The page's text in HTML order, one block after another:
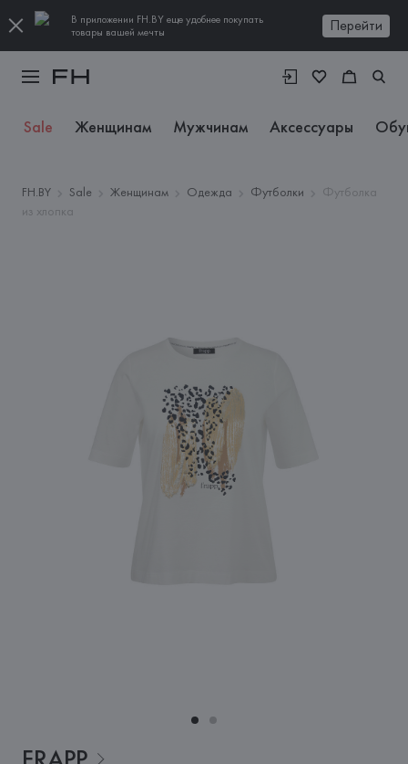
В приложении FH.BY еще удобнее покупать
товары вашей мечты
Перейти
Sale Женщинам Мужчинам Аксессуары
FH.BY Sale Женщинам Одежда Футболки
Футболка
из хлопка